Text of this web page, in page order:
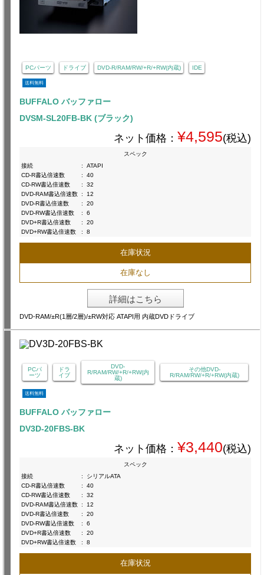
PCパーツ ドライブ DVD-R/RAM/RW/+R/+RW(内蔵) IDE
送料無料
BUFFALO バッファロー
DVSM-SL20FB-BK (ブラック)
ネット価格： ¥4,595(税込)
スペック
接続
:
ATAPI
CD-R書込倍速数
:
40
CD-RW書込倍速数
:
32
DVD-RAM書込倍速数 :
12
DVD-R書込倍速数
:
20
DVD-RW書込倍速数
:
6
DVD+R書込倍速数
:
20
DVD+RW書込倍速数
: 8
在庫状況
在庫なし
詳細はこちら
DVD-RAM/±R(1層/2層)/±RW対応 ATAPI用 内蔵DVDドライブ
PCパ
ーツ
ドラ
イブ
DVD-
R/RAM/RW/+R/+RW(内
蔵)
その他DVD-
R/RAM/RW/+R/+RW(内蔵)
送料無料
BUFFALO バッファロー
DV3D-20FBS-BK
ネット価格： ¥3,440(税込)
スペック
接続
:
シリアルATA
CD-R書込倍速数
:
40
CD-RW書込倍速数
:
32
DVD-RAM書込倍速数 :
12
DVD-R書込倍速数
:
20
DVD-RW書込倍速数
:
6
DVD+R書込倍速数
:
20
DVD+RW書込倍速数
: 8
在庫状況